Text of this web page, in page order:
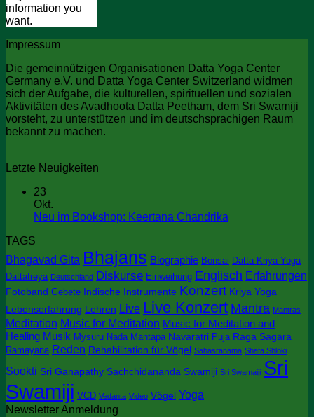
information you
want.
Impressum
Die gemeinnützigen Organisationen Datta Yoga Center
Germany e.V. und Datta Yoga Center Switzerland widmen
sich der Aufgabe, die kulturellen, spirituellen und sozialen
Aktivitäten des Avadhoota Datta Peetham, dem Sri Swamiji
vorsteht, zu unterstützen und im deutschsprachigen Raum
bekannt zu machen.
Letzte Neuigkeiten
23
Okt.
Neu im Bookshop: Keertana Chandrika
im
Bookshop:
Keertana
Chandrika
TAGS
Bhagavad Gita Bhajans Biographie Bonsai Datta Kriya Yoga
Dattatreya Deutschland Diskurse Einweihung Englisch Erfahrungen
Fotoband Gebete Indische Instrumente Konzert Kriya Yoga
Lebenserfahrung Lehren Live Live Konzert Mantra Mantras
Meditation Music for Meditation Music for Meditation and
Healing Musik Mysuru Nada Mantapa Navaratri Puja Raga Sagara
Ramayana Reden Rehabilitation für Vögel Sahasranama Shata Shloki
Sookti Sri Ganapathy Sachchidananda Swamiji Sri Swamaiji Sri
Swamiji VCD Vedanta Video Vögel Yoga
Newsletter Anmeldung